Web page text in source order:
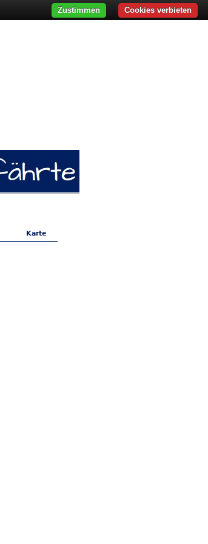
Karte
Cookies verbieten
Zustimmen